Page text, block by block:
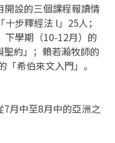
設的三個課程報讀情
步釋經法 I」25人；
下學期（10-12月）的
約」；賴若瀚牧師的
「希伯來文入門」。
月中至8月中的亞洲之